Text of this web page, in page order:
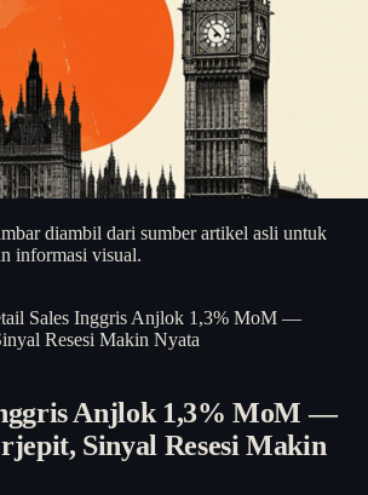
diambil dari sumber artikel asli untuk
informasi visual.
Sales Inggris Anjlok 1,3% MoM —
Resesi Makin Nyata
Anjlok 1,3% MoM —
Sinyal Resesi Makin